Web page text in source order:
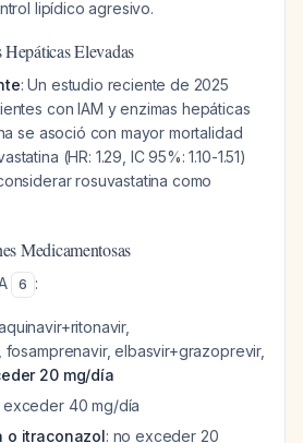
lipídico agresivo.
Elevadas
: Un estudio reciente de 2025
con IAM y enzimas hepáticas
se asoció con mayor mortalidad
(HR: 1.29, IC 95%: 1.10-1.51)
rosuvastatina como
Medicamentosas
6 :
fosamprenavir, elbasvir+grazoprevir,
20 mg/día
exceder 40 mg/día
o itraconazol: no exceder 20